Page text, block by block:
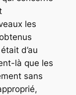
les
d’au
là que les
sans